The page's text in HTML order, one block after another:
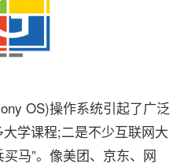
OS)操作系统引起了广泛
学课程;二是不少互联网大
马”。像美团、京东、网